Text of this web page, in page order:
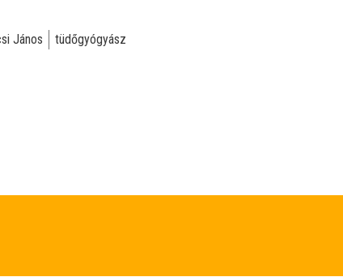
János tüdőgyógyász